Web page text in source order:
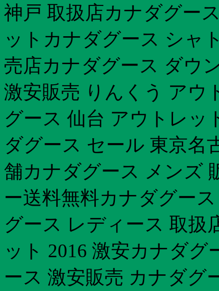
神戸 取扱店カナダグー
ットカナダグース シャ
売店カナダグース ダウ
激安販売 りんくう アウ
グース 仙台 アウトレッ
ダグース セール 東京名
舗カナダグース メンズ
ー送料無料カナダグー
グース レディース 取扱
ット 2016 激安カナダ
ース 激安販売 カナダグ